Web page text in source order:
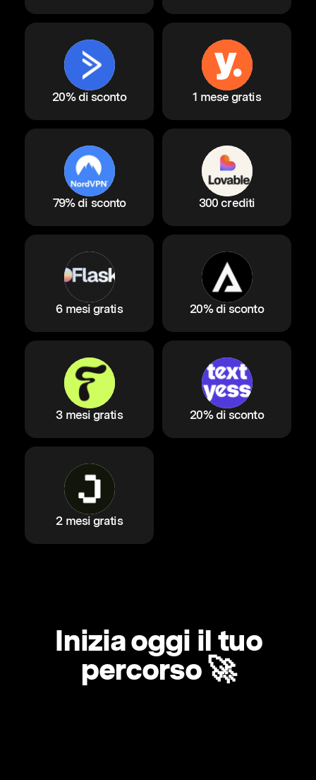
20% di sconto 1 mese gratis
79% di sconto 300 crediti
6 mesi gratis 20% di sconto
3 mesi gratis 20% di sconto
2 mesi gratis
Inizia oggi il tuo
percorso 🚀